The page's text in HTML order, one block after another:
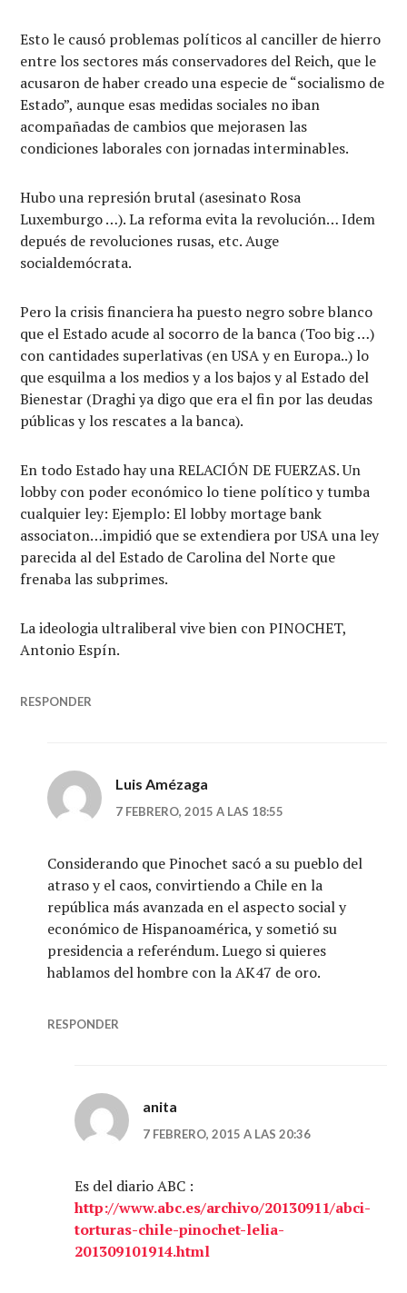
Esto le causó problemas políticos al canciller de hierro
entre los sectores más conservadores del Reich, que le
acusaron de haber creado una especie de “socialismo de
Estado”, aunque esas medidas sociales no iban
acompañadas de cambios que mejorasen las
condiciones laborales con jornadas interminables.
Hubo una represión brutal (asesinato Rosa
Luxemburgo …). La reforma evita la revolución… Idem
depués de revoluciones rusas, etc. Auge
socialdemócrata.
Pero la crisis financiera ha puesto negro sobre blanco
que el Estado acude al socorro de la banca (Too big …)
con cantidades superlativas (en USA y en Europa..) lo
que esquilma a los medios y a los bajos y al Estado del
Bienestar (Draghi ya digo que era el fin por las deudas
públicas y los rescates a la banca).
En todo Estado hay una RELACIÓN DE FUERZAS. Un
lobby con poder económico lo tiene político y tumba
cualquier ley: Ejemplo: El lobby mortage bank
associaton…impidió que se extendiera por USA una ley
parecida al del Estado de Carolina del Norte que
frenaba las subprimes.
La ideologia ultraliberal vive bien con PINOCHET,
Antonio Espín.
RESPONDER
Luis Amézaga
7 FEBRERO, 2015 A LAS 18:55
Considerando que Pinochet sacó a su pueblo del
atraso y el caos, convirtiendo a Chile en la
república más avanzada en el aspecto social y
económico de Hispanoamérica, y sometió su
presidencia a referéndum. Luego si quieres
hablamos del hombre con la AK47 de oro.
RESPONDER
anita
7 FEBRERO, 2015 A LAS 20:36
Es del diario ABC :
http://www.abc.es/archivo/20130911/abci-
torturas-chile-pinochet-lelia-
201309101914.html